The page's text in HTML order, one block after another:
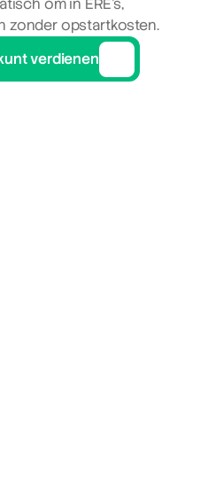
om in ERE’s,
zonder opstartkosten.
verdienen